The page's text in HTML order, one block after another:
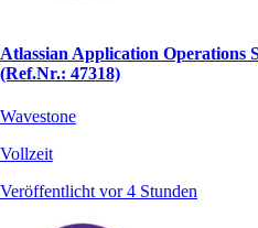
Atlassian Application Operations
(Ref.Nr.: 47318)
Wavestone
Vollzeit
Veröffentlicht vor 4 Stunden